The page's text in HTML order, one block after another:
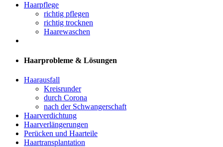
Haarpflege
richtig pflegen
richtig trocknen
Haarewaschen
Haarprobleme & Lösungen
Haarausfall
Kreisrunder
durch Corona
nach der Schwangerschaft
Haarverdichtung
Haarverlängerungen
Perücken und Haarteile
Haartransplantation